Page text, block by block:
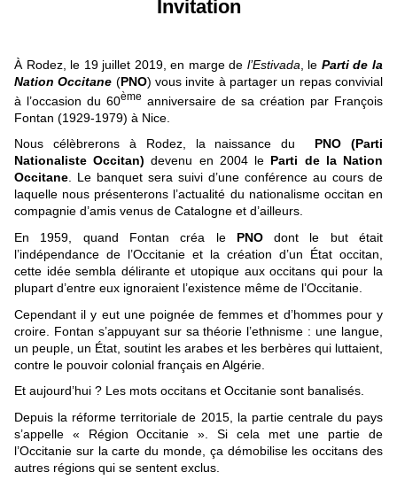
Invitation
À Rodez, le 19 juillet 2019, en marge de l’Estivada , le Parti de la
Nation Occitane (PNO) vous invite à partager un repas convivial
à l’occasion du 60ème anniversaire de sa création par François
Fontan (1929-1979) à Nice.
Nous célèbrerons à Rodez, la naissance du PNO (Parti
Nationaliste Occitan) devenu en 2004 le Parti de la Nation
Occitane. Le banquet sera suivi d’une conférence au cours de
laquelle nous présenterons l’actualité du nationalisme occitan en
compagnie d’amis venus de Catalogne et d’ailleurs.
En 1959, quand Fontan créa le PNOdont le but était
l’indépendance de l’Occitanie et la création d’un État occitan,
cette idée sembla délirante et utopique aux occitans qui pour la
plupart d’entre eux ignoraient l’existence même de l’Occitanie.
Cependant il y eut une poignée de femmes et d’hommes pour y
croire. Fontan s’appuyant sur sa théorie l’ethnisme : une langue,
un peuple, un État, soutint les arabes et les berbères qui luttaient,
contre le pouvoir colonial français en Algérie.
Et aujourd’hui ? Les mots occitans et Occitanie sont banalisés.
Depuis la réforme territoriale de 2015, la partie centrale du pays
s’appelle « Région Occitanie ». Si cela met une partie de
l’Occitanie sur la carte du monde, ça démobilise les occitans des
autres régions qui se sentent exclus.